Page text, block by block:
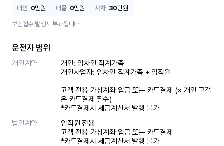
대인 0만원 대물 0만원 자차 30만원
보험접수 발생시 부과됩니다.
운전자 범위
개인계약
개인: 임차인 직계가족
개인사업자: 임차인 직계가족 + 임직원
고객 전용 가상계좌 입금 또는 카드결제 (※ 개인 고객
은 카드결제 필수)
*카드결제시 세금계산서 발행 불가
법인계약
임직원 전용
고객 전용 가상계좌 입금 또는 카드결제
*카드결제시 세금계산서 발행 불가